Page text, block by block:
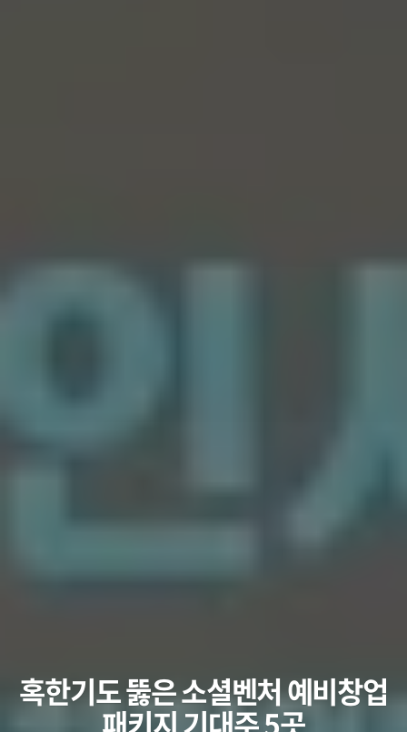
혹한기도 뚫은 소셜벤처 예비창업
패키지 기대주 5곳